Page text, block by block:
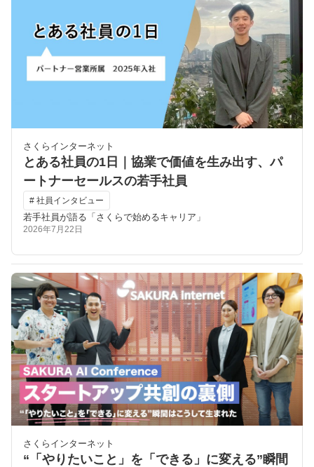
さくらインターネット
とある社員の1日｜協業で価値を生み出す、パ
ートナーセールスの若手社員
# 社員インタビュー
若手社員が語る「さくらで始めるキャリア」
2026年7月22日
さくらインターネット
“「やりたいこと」を「できる」に変える”瞬間